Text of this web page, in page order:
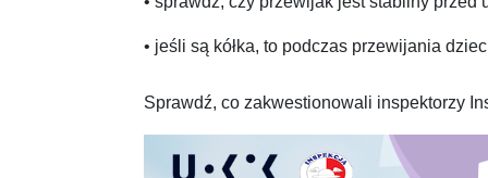
• jeśli są kółka, to podczas przewijania
Sprawdź, co zakwestionowali inspektorzy